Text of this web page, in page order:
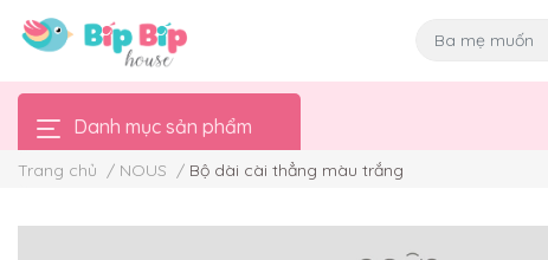
Danh mục sản phẩm
Trang chủ / NOUS / Bộ dài cài thẳng màu trắng